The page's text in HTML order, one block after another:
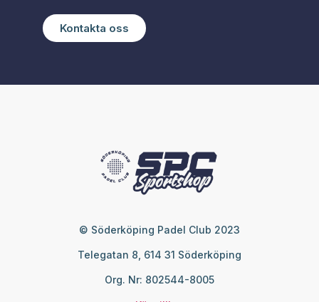
Kontakta oss
© Söderköping Padel Club 2023
Telegatan 8, 614 31 Söderköping
Org. Nr: 802544-8005